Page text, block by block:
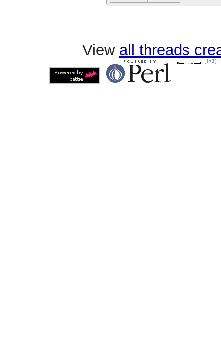
View all threads